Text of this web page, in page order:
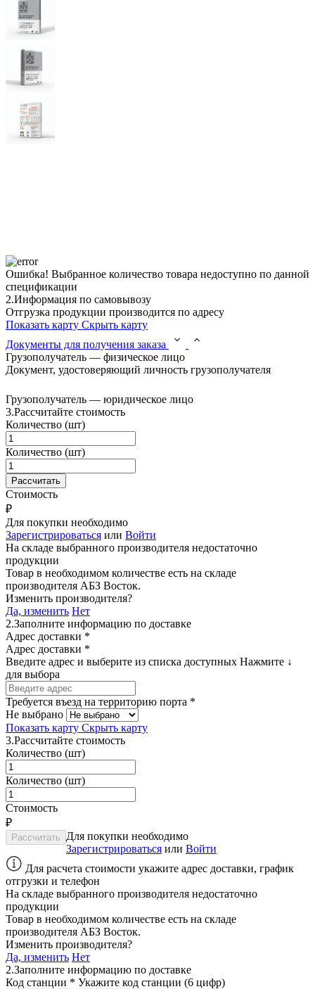
Ошибка! Выбранное количество товара недоступно по данной
спецификации
2.Информация по самовывозу
Отгрузка продукции производится по адресу
Показать карту Скрыть карту
Документы для получения заказа
Грузополучатель — физическое лицо
Документ, удостоверяющий личность грузополучателя
Грузополучатель — юридическое лицо
3.Рассчитайте стоимость
Количество (шт)
Количество (шт)
Стоимость
₽
Для покупки необходимо
Зарегистрироваться или Войти
На складе выбранного производителя недостаточно
продукции
Товар в необходимом количестве есть на складе
производителя АБЗ Восток.
Изменить производителя?
Да, изменить Нет
2.Заполните информацию по доставке
Адрес доставки *
Адрес доставки *
Введите адрес и выберите из списка доступных Нажмите ↓
для выбора
Требуется въезд на территорию порта *
Не выбрано
Показать карту Скрыть карту
3.Рассчитайте стоимость
Количество (шт)
Количество (шт)
Стоимость
₽
Для покупки необходимо
Зарегистрироваться или Войти
Для расчета стоимости укажите адрес доставки, график
отгрузки и телефон
На складе выбранного производителя недостаточно
продукции
Товар в необходимом количестве есть на складе
производителя АБЗ Восток.
Изменить производителя?
Да, изменить Нет
2.Заполните информацию по доставке
Код станции * Укажите код станции (6 цифр)